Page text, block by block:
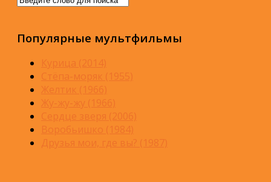
Популярные мультфильмы
Курица (2014)
Стёпа-моряк (1955)
Желтик (1966)
Жу-жу-жу (1966)
Сердце зверя (2006)
Воробьишко (1984)
Друзья мои, где вы? (1987)